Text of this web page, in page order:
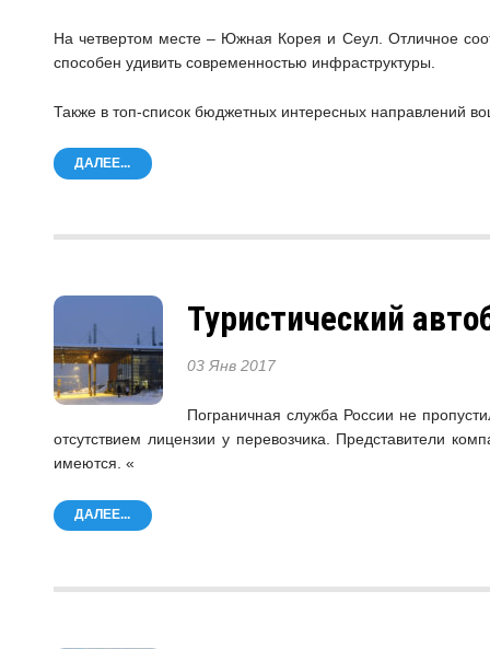
На четвертом месте – Южная Корея и Сеул. Отличное
способен удивить современностью инфраструктуры.
Также в топ-список бюджетных интересных направлений
ДАЛЕЕ...
Туристический
03 Янв 2017
Пограничная служба России не
отсутствием лицензии у перевозчика. Представители
имеются. «
ДАЛЕЕ...